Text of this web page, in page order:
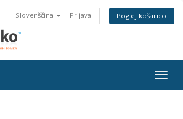
Slovenščina Prijava Poglej košarico